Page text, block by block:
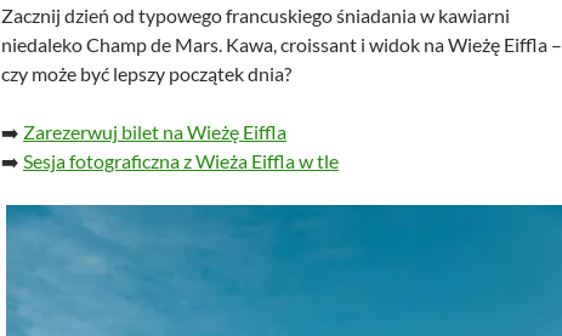
Zacznij dzień od typowego francuskiego śniadania w kawiarni
niedaleko Champ de Mars. Kawa, croissant i widok na Wieżę Eiffla –
czy może być lepszy początek dnia?
➡️ Zarezerwuj bilet na Wieżę Eiffla
➡️ Sesja fotograficzna z Wieża Eiffla w tle